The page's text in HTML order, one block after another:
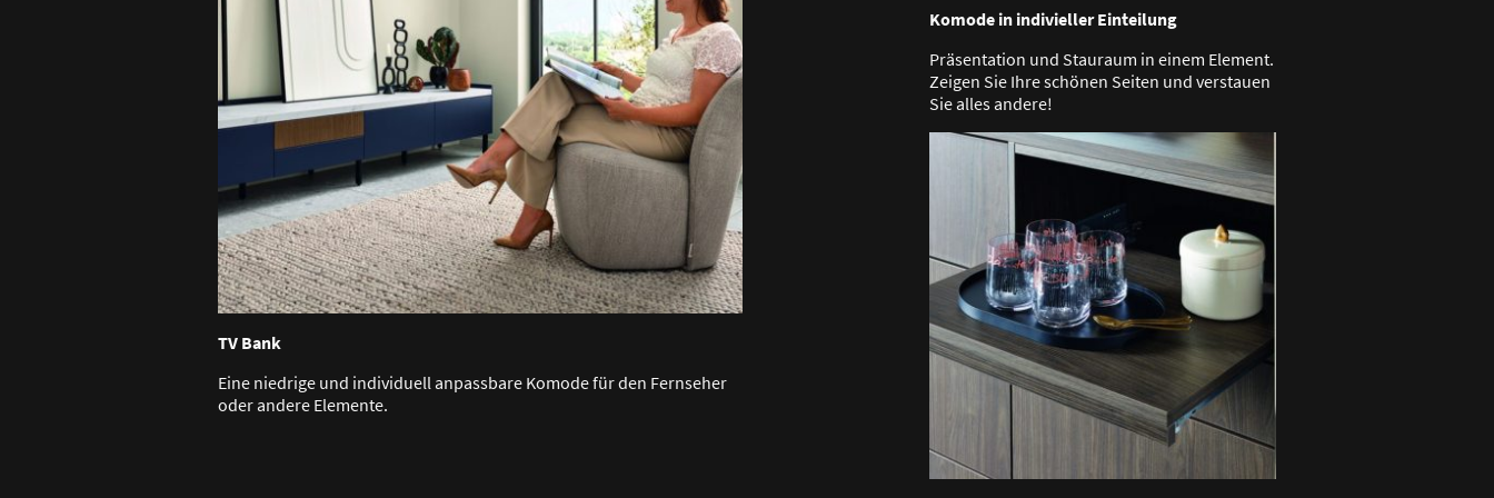
TV Bank
Eine niedrige und individuell anpassbare Komode für den Fernseher
oder andere Elemente.
Komode in indivieller Einteilung
Präsentation und Stauraum in einem Element.
Zeigen Sie Ihre schönen Seiten und verstauen
Sie alles andere!